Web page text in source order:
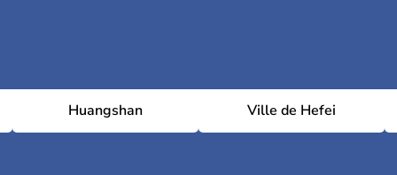
Huangshan Ville de Hefei